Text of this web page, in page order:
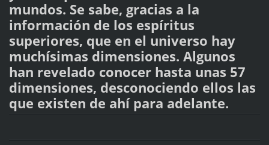
mundos. Se sabe, gracias a la
información de los espíritus
superiores, que en el universo hay
muchísimas dimensiones. Algunos
han revelado conocer hasta unas 57
dimensiones, desconociendo ellos las
que existen de ahí para adelante.